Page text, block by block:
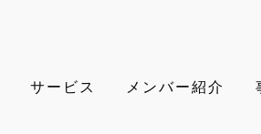
サービス メンバー紹介